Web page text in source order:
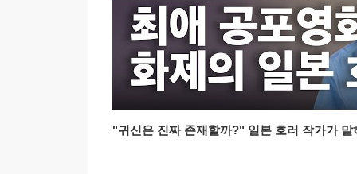
"귀신은 진짜 존재할까?" 일본 호러 작가가